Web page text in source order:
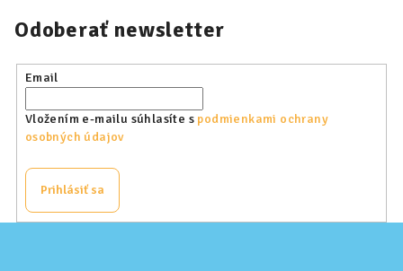
Odoberať newsletter
Email
Vložením e-mailu súhlasíte s podmienkami ochrany
osobných údajov
Prihlásiť sa